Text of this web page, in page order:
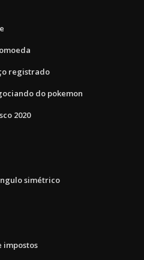
registrado
do pokemon
2020
simétrico
impostos